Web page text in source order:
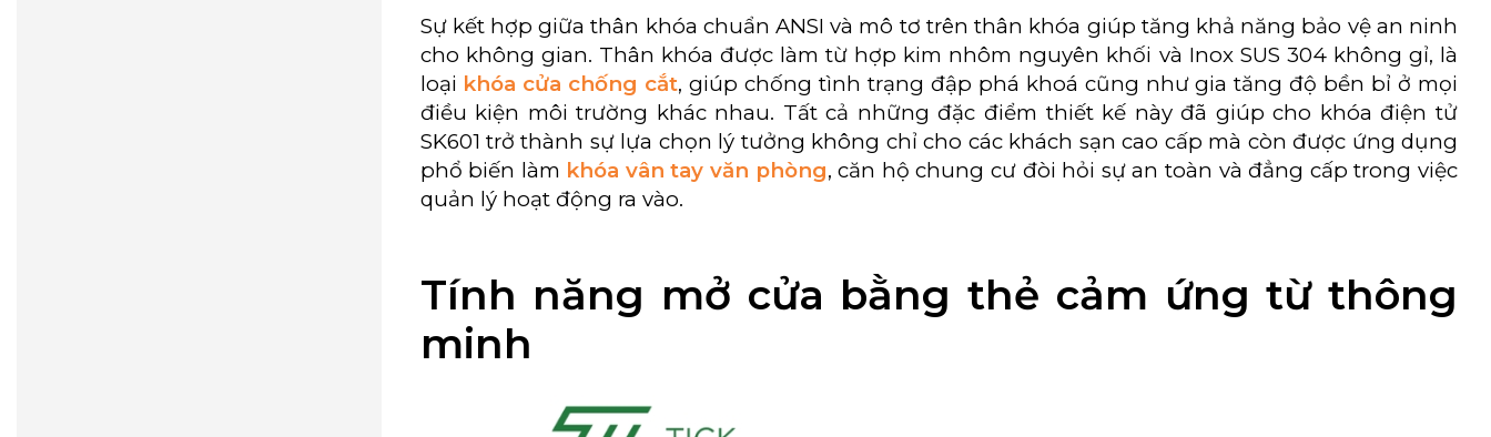
Sự kết hợp giữa thân khóa chuẩn ANSI và mô tơ trên thân khóa giúp tăng khả năng bảo vệ an ninh
cho không gian. Thân khóa được làm từ hợp kim nhôm nguyên khối và Inox SUS 304 không gỉ, là
loại khóa cửa chống cắt, giúp chống tình trạng đập phá khoá cũng như gia tăng độ bền bỉ ở mọi
điều kiện môi trường khác nhau. Tất cả những đặc điểm thiết kế này đã giúp cho khóa điện tử
SK601 trở thành sự lựa chọn lý tưởng không chỉ cho các khách sạn cao cấp mà còn được ứng dụng
phổ biến làm khóa vân tay văn phòng, căn hộ chung cư đòi hỏi sự an toàn và đẳng cấp trong việc
quản lý hoạt động ra vào.
Tính năng mở cửa bằng thẻ cảm ứng từ thông
minh